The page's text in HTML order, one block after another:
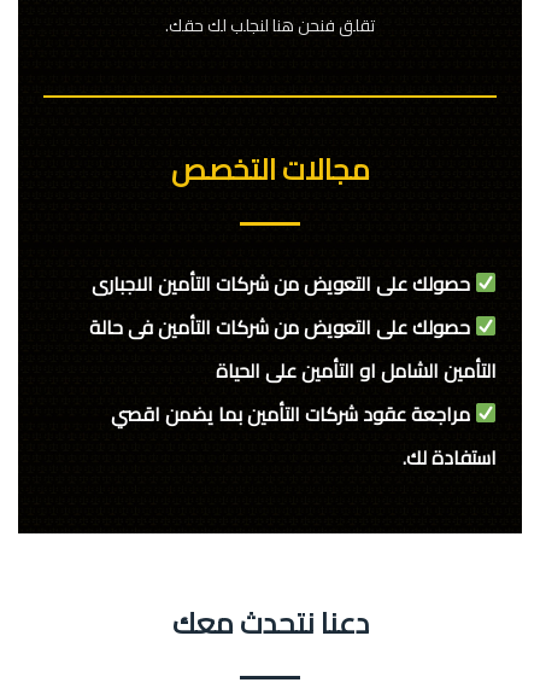
تقلق فنحن هنا لنجلب لك حقك.
مجالات التخصص
حصولك على التعويض من شركات التأمين الاجبارى
حصولك على التعويض من شركات التأمين فى حالة
التأمين الشامل او التأمين على الحياة
مراجعة عقود شركات التأمين بما يضمن اقصي
استفادة لك.
دعنا نتحدث معك